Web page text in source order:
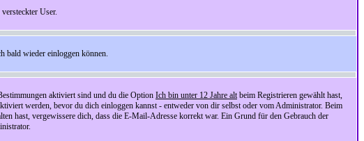
User.
bald wieder einloggen können.
aktiviert sind und du die Option Ich bin unter 12 Jahre altbeim Registrieren gewählt hast,
werden, bevor du dich einloggen kannst - entweder von dir selbst oder vom Administrator. Beim
hast, vergewissere dich, dass die E-Mail-Adresse korrekt war. Ein Grund für den Gebrauch der